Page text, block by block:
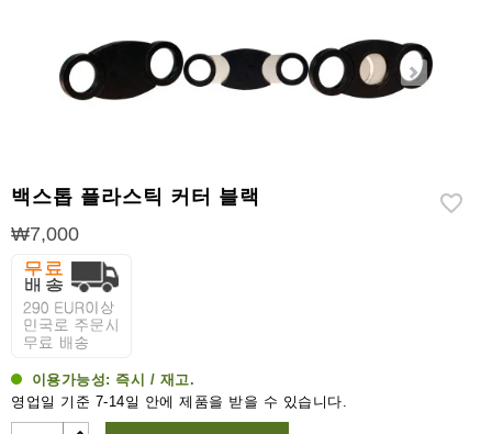
시
저
습
도
백스톱 플라스틱 커터 블랙
₩7,000
이용가능성: 즉시 / 재고.
영업일 기준 7-14일 안에 제품을 받을 수 있습니다.